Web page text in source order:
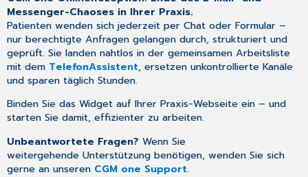
Messenger-Chaoses in Ihrer Praxis.
Patienten wenden sich jederzeit per Chat oder Formular –
nur berechtigte Anfragen gelangen durch, strukturiert und
geprüft. Sie landen nahtlos in der gemeinsamen Arbeitsliste
mit dem TelefonAssistent, ersetzen unkontrollierte Kanäle
und sparen täglich Stunden.
Binden Sie das Widget auf Ihrer Praxis-Webseite ein – und
starten Sie damit, effizienter zu arbeiten.
Unbeantwortete Fragen? Wenn Sie
weitergehende Unterstützung benötigen, wenden Sie sich
gerne an unseren CGM one Support.